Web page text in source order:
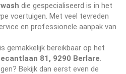
die gespecialiseerd is in het
voertuigen. Met veel tevreden
en professionele aanpak van
is gemakkelijk bereikbaar op het
81, 9290 Berlare
Bekijk dan eerst even de